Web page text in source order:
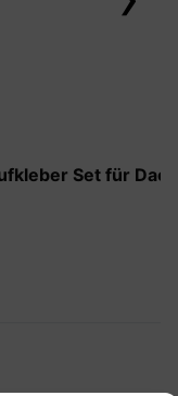
Set für Dacia